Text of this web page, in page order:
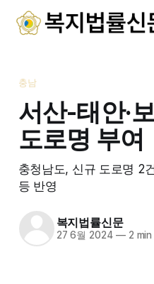
충남
서산-태안·
도로명 부여
충청남도, 신규 도로명 2
등 반영
복지법률신문
27 6월 2024 —2 min